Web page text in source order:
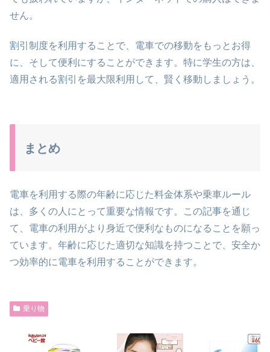
せん。
割引制度を利用することで、電車での移動をもっとお得
に、そして便利にすることができます。特に学生の方は、
適用される割引を最大限利用して、賢く移動しましょう。
まとめ
電車を利用する際の年齢に応じた料金体系や乗車ルール
は、多くの人にとって重要な情報です。この記事を通じ
て、電車の利用がより身近で便利なものになることを願っ
ています。年齢に応じた適切な知識を持つことで、安全か
つ効率的に電車を利用することができます。
乗り物